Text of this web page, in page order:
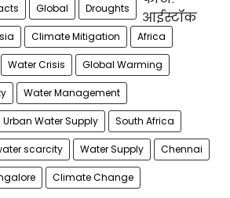
Global Droughts
Climate Mitigation Africa
Water Crisis Global Warming
Water Management
Urban Water Supply South Africa
scarcity Water Supply Chennai
Climate Change